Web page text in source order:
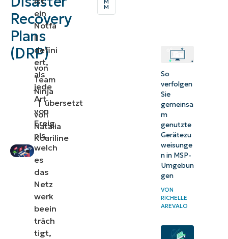
Recovery
Plans
(DRP)
von
Team
Ninja
|übersetzt
von
Natalia
Kouriline
einem
DRP
sind,
Was ist
ein
Recovery
Plan?
Disaster-
Recovery
ein
Notfa
ll
defini
ert,
als
jede
Art
von
Ereig
nis,
welch
es
das
Netz
werk
beein
träch
tigt,
M
M
So
verfolgen
Sie
gemeinsa
m
genutzte
Gerätezu
weisunge
n in MSP-
Umgebun
gen
VON
RICHELLE
AREVALO